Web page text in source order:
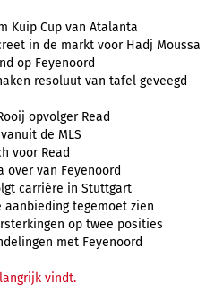
Kuip Cup van Atalanta
in de markt voor Hadj Moussa
op Feyenoord
resoluut van tafel geveegd
opvolger Read
de MLS
voor Read
over van Feyenoord
carrière in Stuttgart
tegemoet zien
op twee posities
met Feyenoord
vindt.